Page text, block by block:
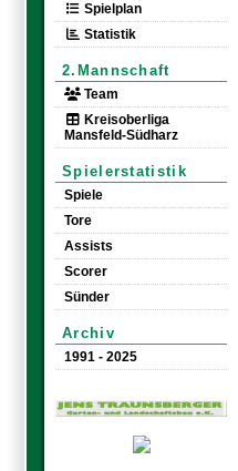
Spielplan
Statistik
2.Mannschaft
Team
Kreisoberliga
Mansfeld-Südharz
Spielerstatistik
Spiele
Tore
Assists
Scorer
Sünder
Archiv
1991 - 2025